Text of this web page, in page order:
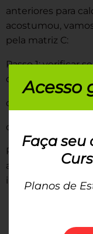
anteriores para
acostumou,
pela matriz C:
Passo 1: verificar
determinante:
det(C) = (1 . 6) 0 (-2 .
det(C) = 6 + 12 = 18
Passo 2: construir
a matriz fornecida
incógnitas:
Acesso
Faça seu
Planos de